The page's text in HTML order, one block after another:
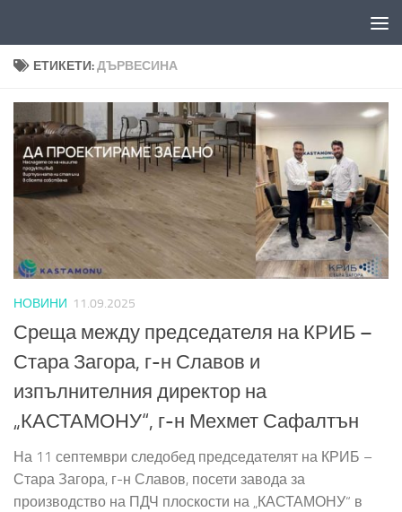
ЕТИКЕТИ:ДЪРВЕСИНА
НОВИНИ 11.09.2025
Среща между председателя на КРИБ –
Стара Загора, г-н Славов и
изпълнителния директор на
„КАСТАМОНУ“, г-н Мехмет Сафалтън
На 11 септември следобед председателят на КРИБ –
Стара Загора, г-н Славов, посети завода за
производство на ПДЧ плоскости на „КАСТАМОНУ“ в